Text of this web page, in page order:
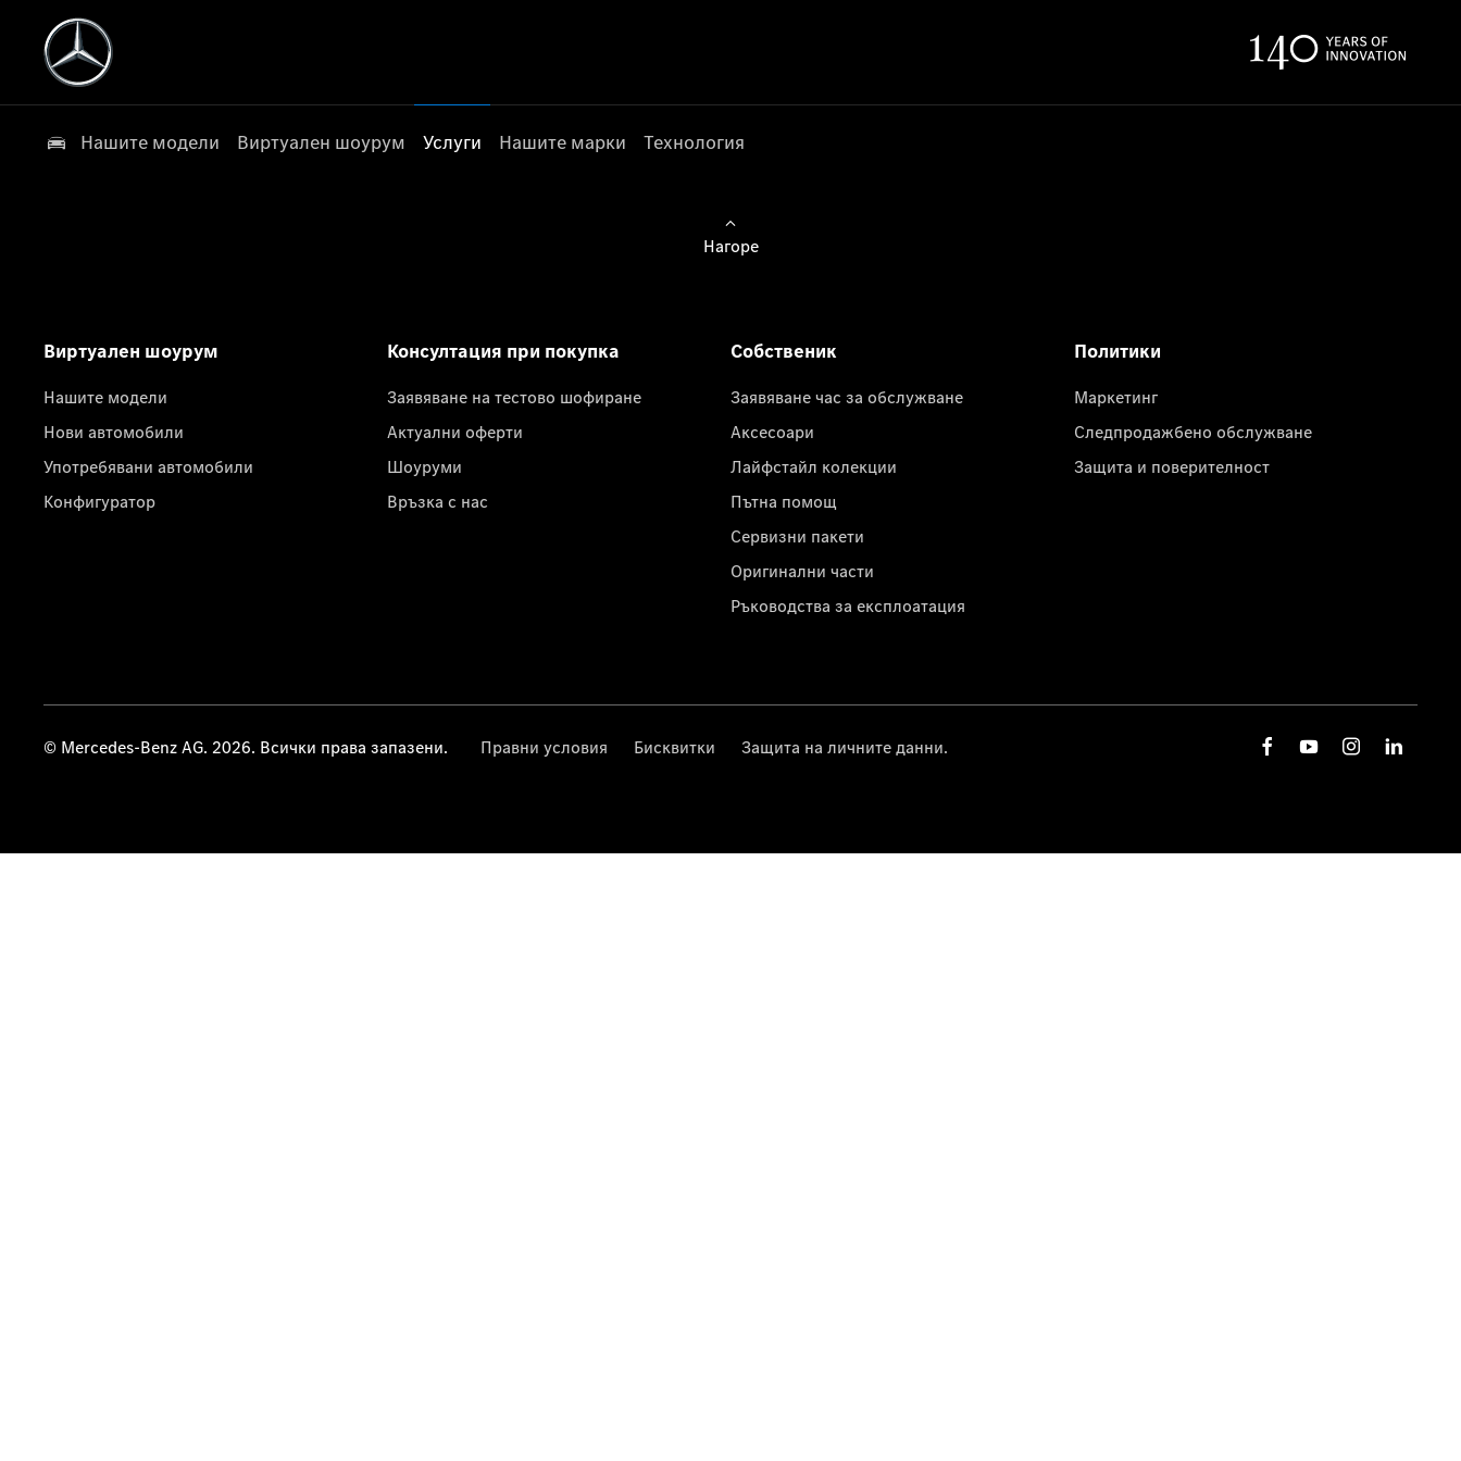
Нашите модели Виртуален шоурум Услуги Нашите марки Технология
Нагоре
Виртуален шоурум
Нашите модели
Нови автомобили
Употребявани автомобили
Конфигуратор
Консултация при покупка
Заявяване на тестово шофиране
Актуални оферти
Шоуруми
Връзка с нас
Собственик
Заявяване час за обслужване
Аксесоари
Лайфстайл колекции
Пътна помощ
Сервизни пакети
Оригинални части
Ръководства за експлоатация
Политики
Маркетинг
Следпродажбено обслужване
Защита и поверителност
© Mercedes-Benz AG. 2026. Всички права запазени. Правни условия Бисквитки Защита на личните данни.